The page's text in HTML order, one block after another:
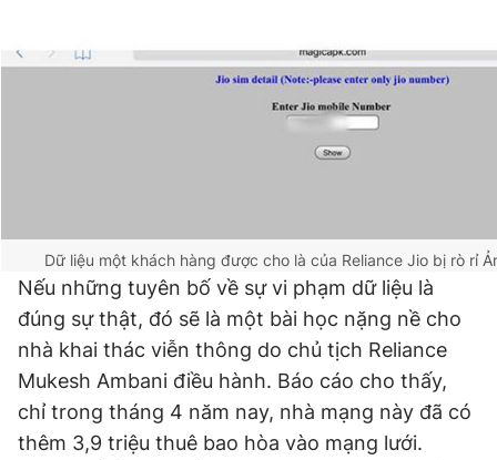
Dữ liệu một khách hàng được cho là của Reliance Jio bị rò rỉ
Nếu những tuyên bố về sự vi phạm dữ liệu là
đúng sự thật, đó sẽ là một bài học nặng nề cho
nhà khai thác viễn thông do chủ tịch Reliance
Mukesh Ambani điều hành. Báo cáo cho thấy,
chỉ trong tháng 4 năm nay, nhà mạng này đã có
thêm 3,9 triệu thuê bao hòa vào mạng lưới.